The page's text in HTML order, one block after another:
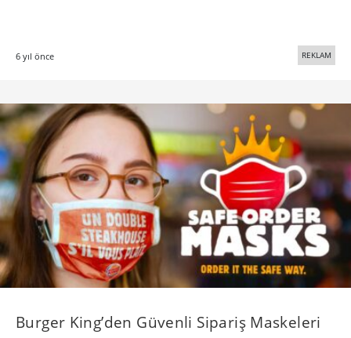
6 yıl önce REKLAM
Burger King’den Güvenli Sipariş Maskeleri